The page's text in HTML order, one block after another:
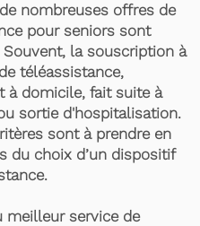
nombreuses offres de
pour seniors sont
Souvent, la souscription à
téléassistance,
à domicile, fait suite à
sortie d'hospitalisation.
sont à prendre en
du choix d’un dispositif
meilleur service de